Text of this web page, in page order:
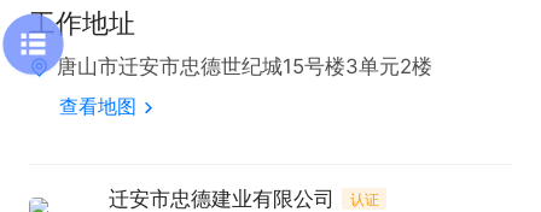
工作地址
唐山市迁安市忠德世纪城15号楼3单元2楼
查看地图
迁安市忠德建业有限公司 认证